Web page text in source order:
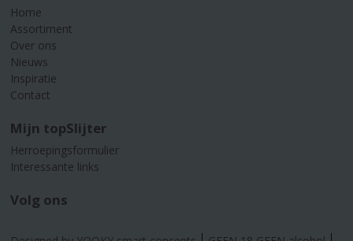
Home
Assortiment
Over ons
Nieuws
Inspiratie
Contact
Mijn topSlijter
Herroepingsformulier
Interessante links
Volg ons